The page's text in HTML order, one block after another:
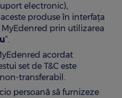
electronic),
produse în interfața
prin utilizarea
”.
acordat
set de T&C este
transferabil.
persoană să furnizeze